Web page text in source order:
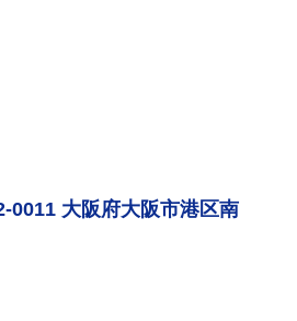
0011 大阪府大阪市港区南